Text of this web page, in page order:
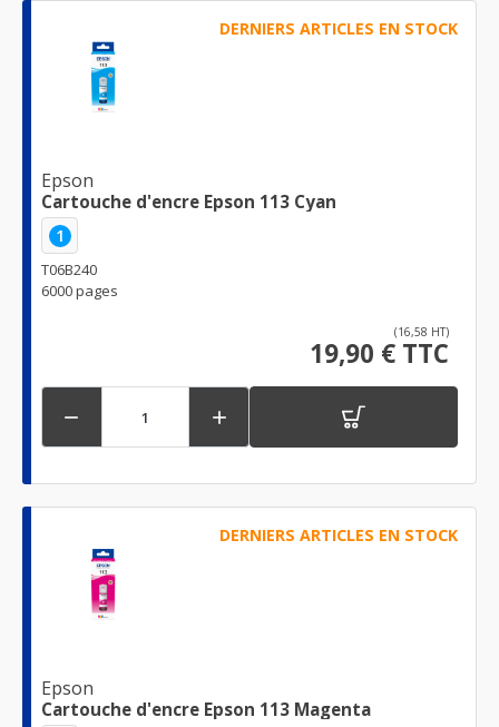
DERNIERS ARTICLES EN STOCK
Epson
Cartouche d'encre Epson 113 Cyan
1
T06B240
6000 pages
(16,58 HT)
19,90 € TTC
 
DERNIERS ARTICLES EN STOCK
Epson
Cartouche d'encre Epson 113 Magenta